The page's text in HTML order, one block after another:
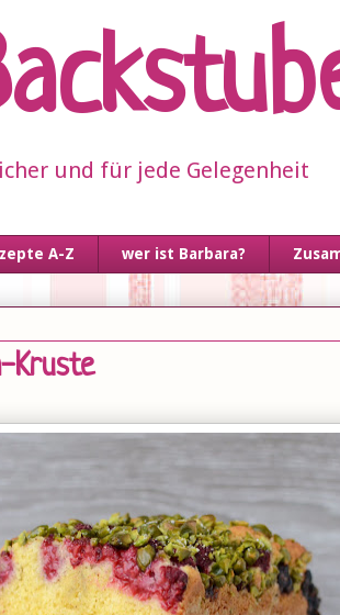
und für jede Gelegenheit
A-Z wer ist Barbara?
Kruste